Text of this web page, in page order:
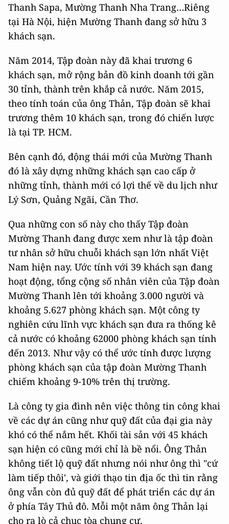
Thanh Sapa, Mường Thanh Nha Trang…Riêng
tại Hà Nội, hiện Mường Thanh đang sở hữu 3
khách sạn.
Năm 2014, Tập đoàn này đã khai trương 6
khách sạn, mở rộng bản đồ kinh doanh tới gần
30 tỉnh, thành trên khắp cả nước. Năm 2015,
theo tính toán của ông Thản, Tập đoàn sẽ khai
trương thêm 10 khách sạn, trong đó chiến lược
là tại TP. HCM.
Bên cạnh đó, động thái mới của Mường Thanh
đó là xây dựng những khách sạn cao cấp ở
những tỉnh, thành mới có lợi thế về du lịch như
Lý Sơn, Quảng Ngãi, Cần Thơ.
Qua những con số này cho thấy Tập đoàn
Mường Thanh đang được xem như là tập đoàn
tư nhân sở hữu chuỗi khách sạn lớn nhất Việt
Nam hiện nay. Ước tính với 39 khách sạn đang
hoạt động, tổng cộng số nhân viên của Tập đoàn
Mường Thanh lên tới khoảng 3.000 người và
khoảng 5.627 phòng khách sạn. Một công ty
nghiên cứu lĩnh vực khách sạn đưa ra thống kê
cả nước có khoảng 62000 phòng khách sạn tính
đến 2013. Như vậy có thể ước tính được lượng
phòng khách sạn của tập đoàn Mường Thanh
chiếm khoảng 9-10% trên thị trường.
Là công ty gia đình nên việc thông tin công khai
về các dự án cũng như quỹ đất của đại gia này
khó có thể nắm hết. Khối tài sản với 45 khách
sạn hiện có cũng mới chỉ là bề nổi. Ông Thản
không tiết lộ quỹ đất nhưng nói như ông thì "cứ
làm tiếp thôi', và giới thạo tin địa ốc thì tin rằng
ông vẫn còn đủ quỹ đất để phát triển các dự án
ở phía Tây Thủ đô. Mỗi một năm ông Thản lại
cho ra lò cả chục tòa chung cư.